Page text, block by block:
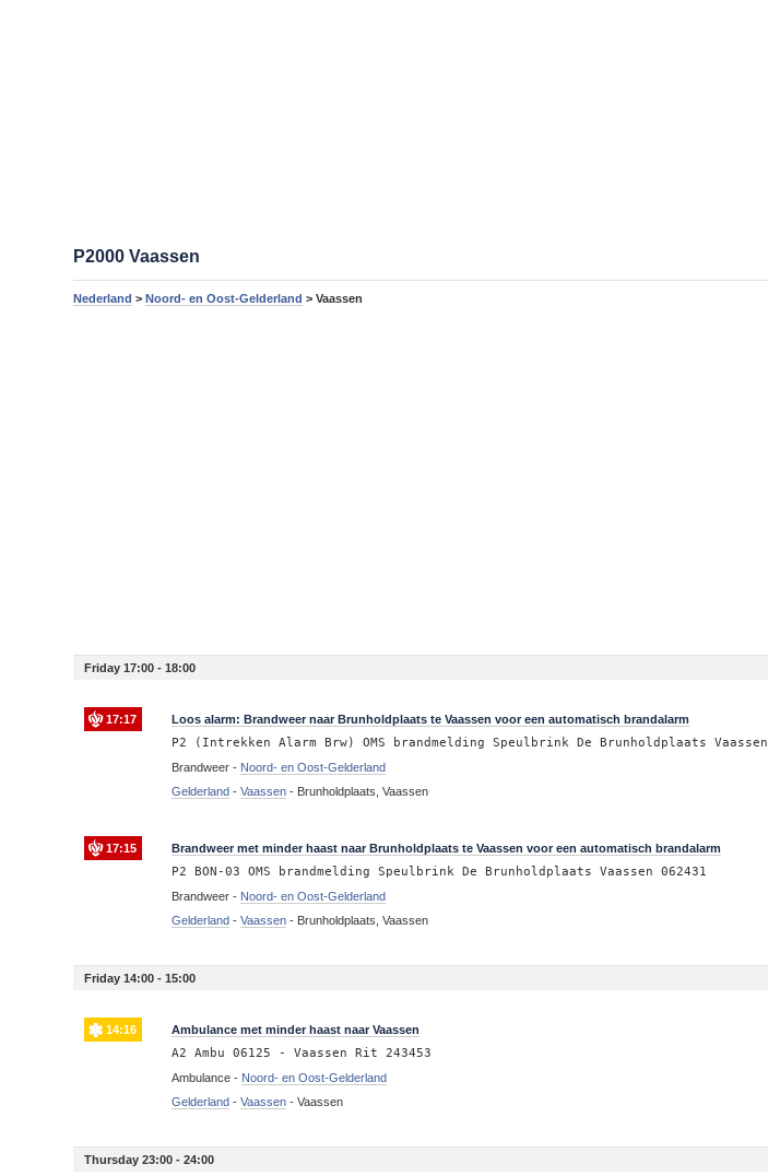
P2000 Vaassen
Nederland >Noord- en Oost-Gelderland > Vaassen
Friday 17:00 - 18:00
17:17 Loos alarm: Brandweer naar Brunholdplaats te Vaassen voor een automatisch brandalarm
P2 (Intrekken Alarm Brw) OMS brandmelding Speulbrink De Brunholdplaats Vaassen
Brandweer - Noord- en Oost-Gelderland
Gelderland -Vaassen - Brunholdplaats, Vaassen
17:15 Brandweer met minder haast naar Brunholdplaats te Vaassen voor een automatisch brandalarm
P2 BON-03 OMS brandmelding Speulbrink De Brunholdplaats Vaassen 062431
Brandweer - Noord- en Oost-Gelderland
Gelderland -Vaassen - Brunholdplaats, Vaassen
Friday 14:00 - 15:00
14:16 Ambulance met minder haast naar Vaassen
A2 Ambu 06125 - Vaassen Rit 243453
Ambulance - Noord- en Oost-Gelderland
Gelderland -Vaassen -Vaassen
Thursday 23:00 - 24:00